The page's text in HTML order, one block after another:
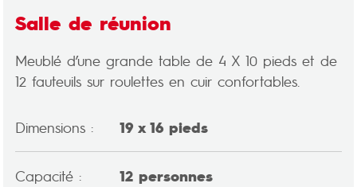
Salle de réunion
Meublé d’une grande table de 4 X 10 pieds et de
12 fauteuils sur roulettes en cuir confortables.
Dimensions : 19 x 16 pieds
Capacité : 12 personnes